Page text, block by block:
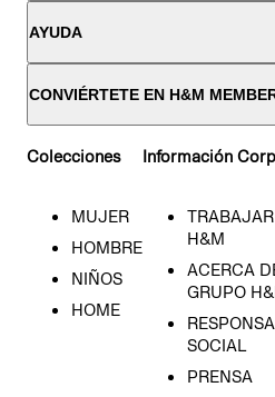
AYUDA
CONVIÉRTETE EN H&M
Colecciones
MUJER
HOMBRE
NIÑOS
HOME
Información
H&M
ACERCA
GRUPO
SOCIAL
PRENSA